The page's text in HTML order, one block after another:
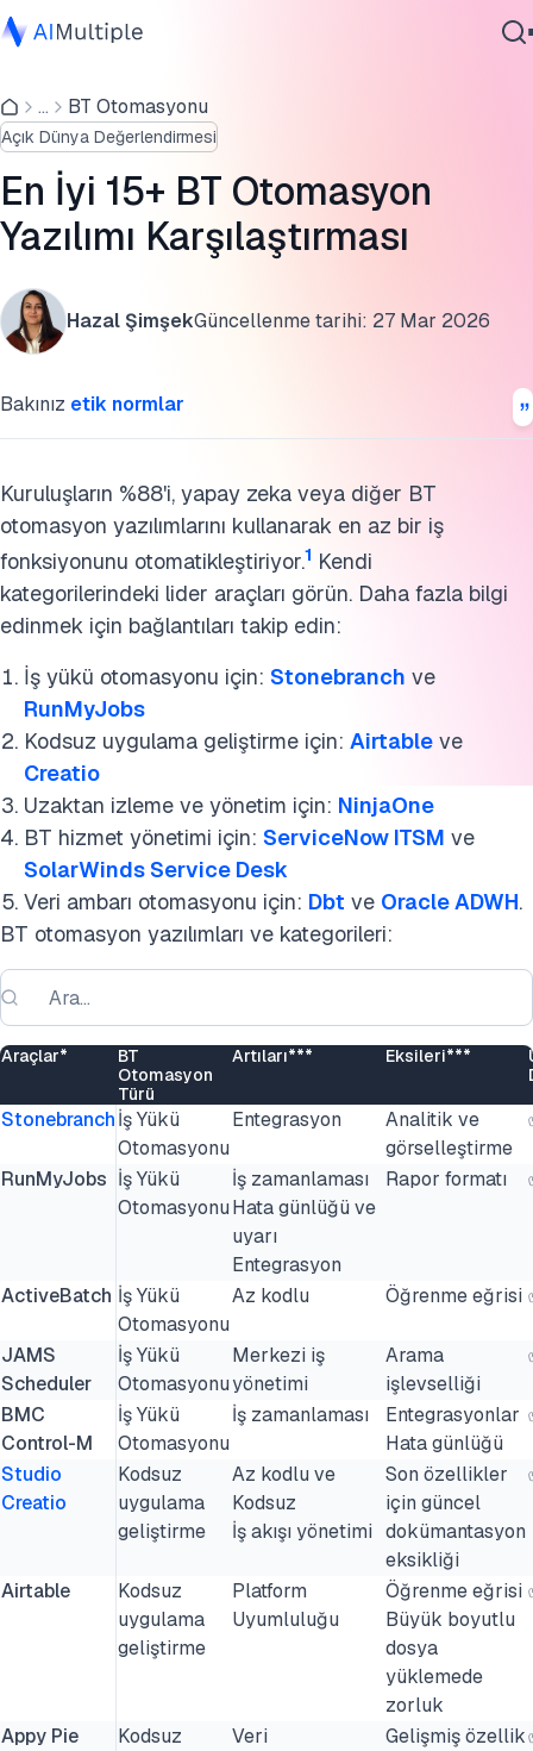
Ajanik Yapay Zeka
Siber güvenlik
Veri
Kurumsal Yazılım
Hizmetler
... BT Otomasyonu
Açık Dünya Değerlendirmesi
En İyi 15+ BT Otomasyon
Yazılımı Karşılaştırması
Hazal ŞimşekGüncellenme tarihi: 27 Mar 2026
Bakınız etik normlar
Kuruluşların %88'i, yapay zeka veya diğer BT
otomasyon yazılımlarını kullanarak en az bir iş
fonksiyonunu otomatikleştiriyor.1 Kendi
kategorilerindeki lider araçları görün. Daha fazla bilgi
edinmek için bağlantıları takip edin:
İş yükü otomasyonu için: Stonebranch ve
RunMyJobs
Kodsuz uygulama geliştirme için: Airtable ve
Creatio
Uzaktan izleme ve yönetim için: NinjaOne
BT hizmet yönetimi için: ServiceNow ITSM ve
SolarWinds Service Desk
Veri ambarı otomasyonu için: Dbt ve Oracle ADWH.
BT otomasyon yazılımları ve kategorileri:
Araçlar*
BT
Otomasyon
Türü
Artıları*** Eksileri***
Stonebranchİş Yükü
Otomasyonu
Entegrasyon
Analitik ve
görselleştirme
RunMyJobs İş Yükü
Otomasyonu
İş zamanlaması
Hata günlüğü ve
uyarı
Entegrasyon
Rapor formatı
ActiveBatch İş Yükü
Otomasyonu
Az kodlu Öğrenme eğrisi
JAMS
Scheduler
İş Yükü
Otomasyonu
Merkezi iş
yönetimi
Arama
işlevselliği
BMC
Control-M
İş Yükü
Otomasyonu
İş zamanlaması
Entegrasyonlar
Hata günlüğü
Studio
Creatio
Kodsuz
uygulama
geliştirme
Az kodlu ve
Kodsuz
İş akışı yönetimi
Son özellikler
için güncel
dokümantasyon
eksikliği
Airtable
Kodsuz
uygulama
geliştirme
Platform
Uyumluluğu
Öğrenme eğrisi
Büyük boyutlu
dosya
yüklemede
zorluk
Appy Pie
Kodsuz
Veri
Gelişmiş özellik
BT otomasyonunun farklı türleri nelerdir?
BT otomasyon yazılımı yetenekleri
SSS'ler
Bu araştırmayı kaynak gösterin